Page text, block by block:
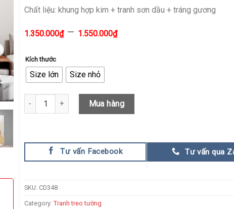
Chất liệu: khung hợp kim + tranh sơn dầu + tráng gương
1.350.000₫– 1.550.000₫
Kích thước
Size lớn Size nhỏ
Tranh Sơn Dầu Trừu Tượng Tầng Khí Quyển quantity
Mua hàng
Tư vấn Facebook Tư vấn qua
SKU: CD348
Category: Tranh treo tường